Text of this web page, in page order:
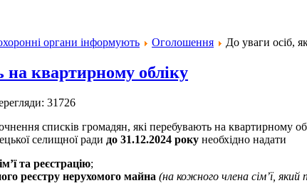
органи інформують Оголошення До уваги осіб,
на квартирному обліку
31726
списків громадян, які перебувають на квартирному
селищної ради до 31.12.2024 року необхідно надати
та реєстрацію;
реєстру нерухомого майна (на кожного члена сім’ї, який